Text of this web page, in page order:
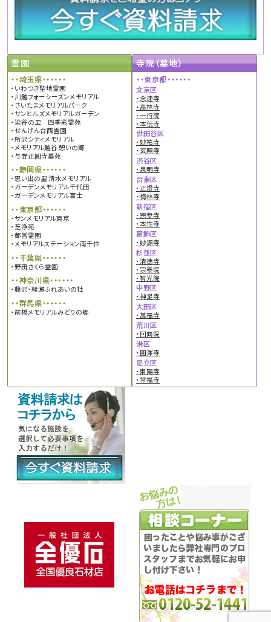
霊園
・・埼玉県・・・・・・
・いわつき聖地霊園
・川越フォーシーズンメモリアル
・さいたまメモリアルパーク
・サンヒルズメモリアルガーデン
・染谷の里 四季彩霊苑
・せんげん台西霊園
・所沢シティメモリアル
・メモリアル越谷 憩いの郷
・与野正圓寺墓苑
・・静岡県・・・・・・
・思い出の里 清水メモリアル
・ガーデンメモリアル千代田
・ガーデンメモリアル富士
・・東京都・・・・・・
・サンメモリアル東京
・芝浄苑
・都営霊園
・メモリアルステーション南千住
・・千葉県・・・・・・
・野田さくら霊園
・・神奈川県・・・・・・
・藤沢・綾瀬ふれあいの杜
・・群馬県・・・・・・
・前橋メモリアルみどりの郷
寺院（墓地）
・・東京都・・・・・・
文京区
・念速寺
・高林寺
・一行院
・本伝寺
世田谷区
・妙祐寺
・玄照寺
渋谷区
・泉明寺
台東区
・正燈寺
・梅林寺
新宿区
・宗参寺
・本性寺
葛飾区
・妙源寺
杉並区
・清徳寺
・宗泰院
・智光院
中野区
・神足寺
大田区
・萬福寺
荒川区
・回向院
港区
・圓澤寺
足立区
・東陽寺
・常福寺